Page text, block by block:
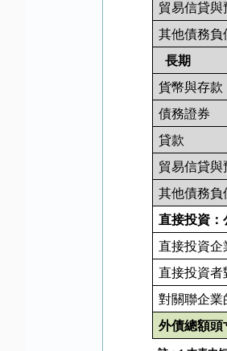
貿易信貸與
其他債務負
長期
貨幣與存款
債務證券
貸款
貿易信貸與
其他債務負
直接投資：
直接投資企
直接投資者
對關聯企業
外債總額頭